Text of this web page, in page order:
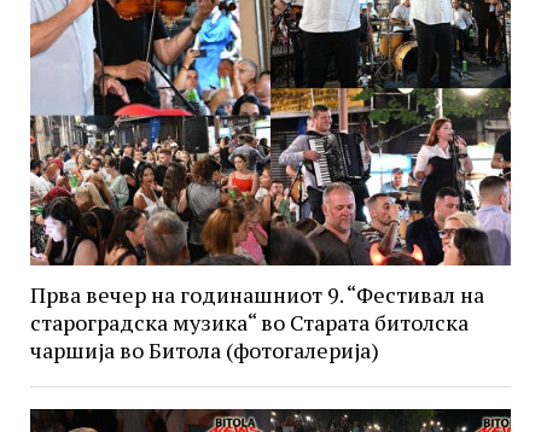
Прва вечер на годинашниот 9. “Фестивал на
староградска музика“ во Старата битолска
чаршија во Битола (фотогалерија)